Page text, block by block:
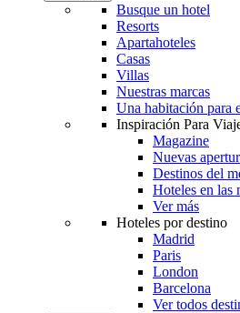
Busque un hotel
Resorts
Apartahoteles
Casas
Villas
Nuestras marcas
Una habitación para
Inspiración Para
Magazine
Nuevas
Destinos del
Hoteles en las
Ver más
Hoteles por destino
Madrid
Paris
London
Barcelona
Ver todos